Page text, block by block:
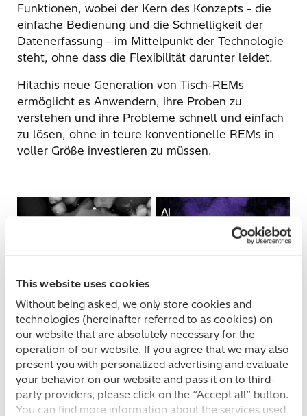
This website uses cookies
Without being asked, we only store cookies and
technologies (hereinafter referred to as cookies) on
our website that are absolutely necessary for the
operation of our website. If you agree that we may also
present you with personalized advertising and evaluate
your behavior on our website and pass it on to third-
party providers, please click on the “Accept all” button.
You can find more information about the services used
Funktionen, wobei der Kern des Konzepts - die
einfache Bedienung und die Schnelligkeit der
Datenerfassung - im Mittelpunkt der Technologie
steht, ohne dass die Flexibilität darunter leidet.
Hitachis neue Generation von Tisch-REMs
ermöglicht es Anwendern, ihre Proben zu
verstehen und ihre Probleme schnell und einfach
zu lösen, ohne in teure konventionelle REMs in
voller Größe investieren zu müssen.